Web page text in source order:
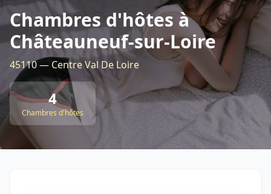
Chambres d'hôtes à
Châteauneuf-sur-Loire
45110 — Centre Val De Loire
4
Chambres d'hôtes